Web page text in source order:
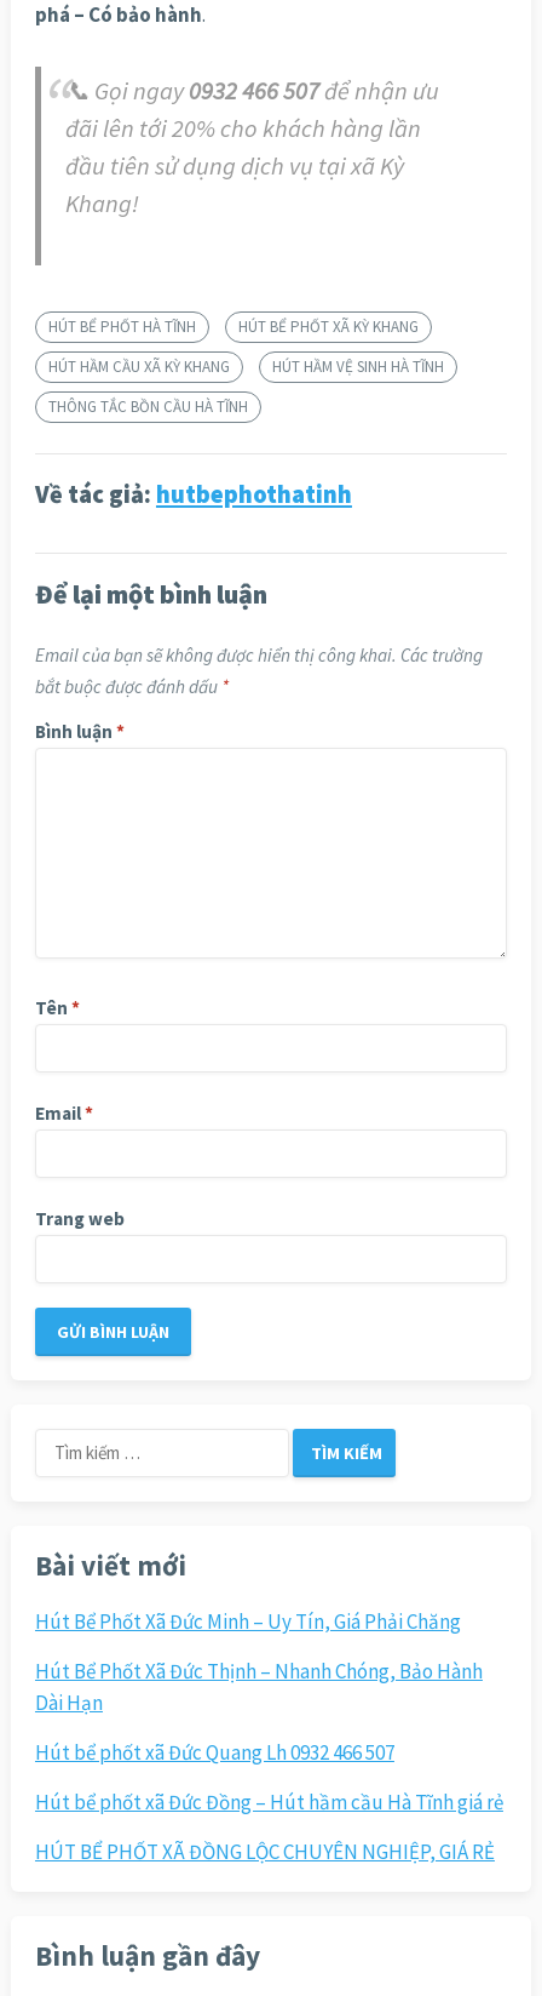
phá – Có bảo hành.
📞 Gọi ngay0932 466 507để nhận ưu
đãi lên tới 20% cho khách hàng lần
đầu tiên sử dụng dịch vụ tại xã Kỳ
Khang!
HÚT BỂ PHỐT HÀ TĨNH
HÚT BỂ PHỐT XÃ KỲ KHANG
HÚT HẦM CẦU XÃ KỲ KHANG
HÚT HẦM VỆ SINH HÀ TĨNH
THÔNG TẮC BỒN CẦU HÀ TĨNH
Về tác giả: hutbephothatinh
Để lại một bình luận
Email của bạn sẽ không được hiển thị công khai. Các trường
bắt buộc được đánh dấu *
Bình luận *
Tên *
Email*
Trang web
Tìm
kiếm
Bài viết mới
Hút Bể Phốt Xã Đức Minh – Uy Tín, Giá Phải Chăng
Hút Bể Phốt Xã Đức Thịnh – Nhanh Chóng, Bảo Hành
Dài Hạn
Hút bể phốt xã Đức Quang Lh 0932 466 507
Hút bể phốt xã Đức Đồng – Hút hầm cầu Hà Tĩnh giá rẻ
HÚT BỂ PHỐT XÃ ĐỒNG LỘC CHUYÊN NGHIỆP, GIÁ RẺ
Bình luận gần đây